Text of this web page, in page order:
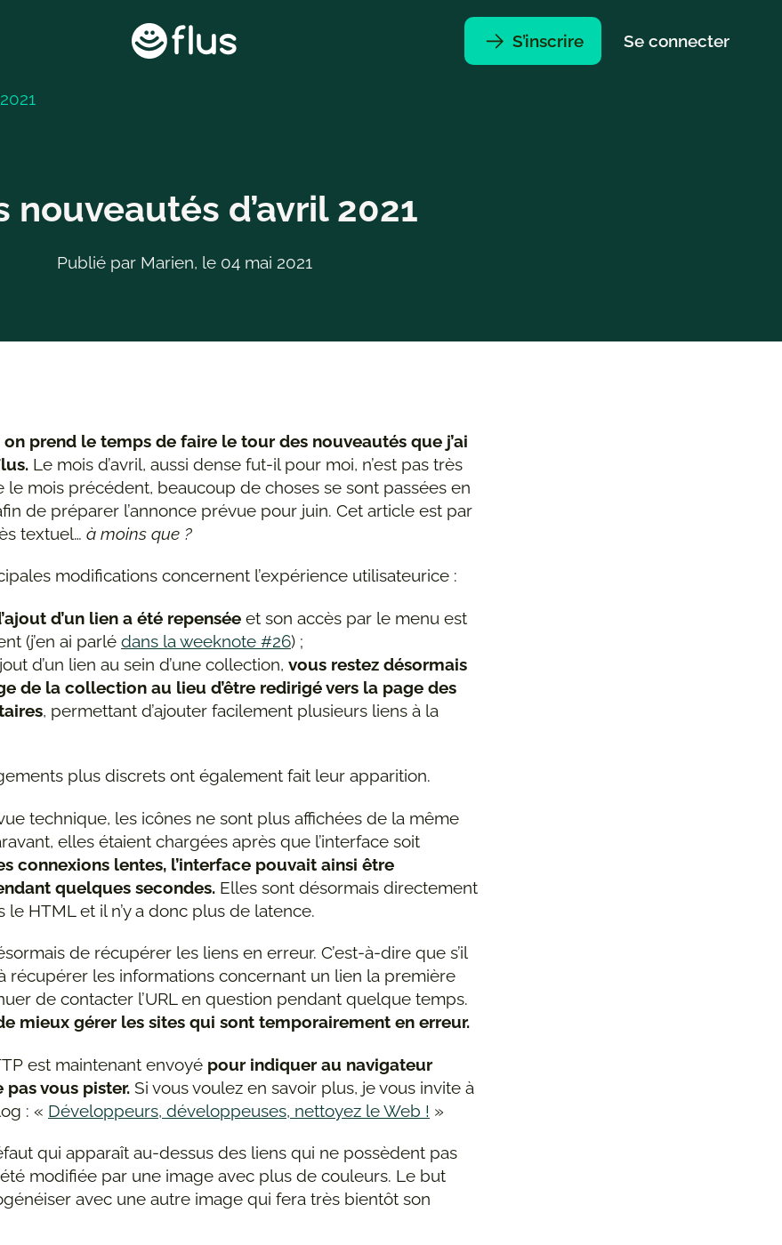
S’inscrire Se connecter
nouveautés d’avril 2021
Publié par Marien, le 04 mai 2021
prend le temps de faire le tour des nouveautés que j’ai
Le mois d’avril, aussi dense fut-il pour moi, n’est pas très
le mois précédent, beaucoup de choses se sont passées en
de préparer l’annonce prévue pour juin. Cet article est par
textuel… à moins que ?
modifications concernent l’expérience utilisateurice :
d’un lien a été repensée et son accès par le menu est
(j’en ai parlé dans la weeknote #26) ;
d’un lien au sein d’une collection, vous restez désormais
de la collection au lieu d’être redirigé vers la page des
, permettant d’ajouter facilement plusieurs liens à la
plus discrets ont également fait leur apparition.
technique, les icônes ne sont plus affichées de la même
elles étaient chargées après que l’interface soit
connexions lentes, l’interface pouvait ainsi être
quelques secondes. Elles sont désormais directement
le HTMLet il n’y a donc plus de latence.
de récupérer les liens en erreur. C’est-à-dire que s’il
à récupérer les informations concernant un lien la première
de contacter l’URLen question pendant quelque temps.
mieux gérer les sites qui sont temporairement en erreur.
est maintenant envoyé pour indiquer au navigateur
pas vous pister. Si vous voulez en savoir plus, je vous invite à
: « Développeurs, développeuses, nettoyez le Web ! »
qui apparaît au-dessus des liens qui ne possèdent pas
été modifiée par une image avec plus de couleurs. Le but
avec une autre image qui fera très bientôt son